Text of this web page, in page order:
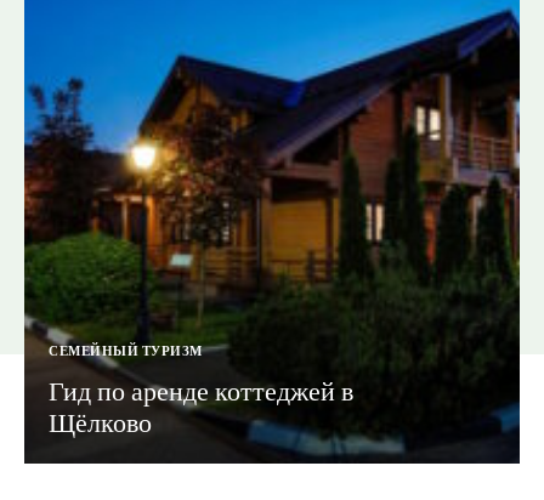
СЕМЕЙНЫЙ ТУРИЗМ
Гид по аренде коттеджей в
Щёлково